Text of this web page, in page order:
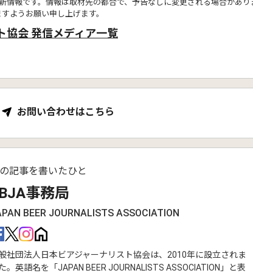
情報です。情報は取材先の都合で、予告なしに変更される場合があり
ようお願い申し上げます。
協会 発信メディア一覧
お問い合わせはこちら
記事を書いたひと
事務局
BEER JOURNALISTS ASSOCIATION
社団法人日本ビアジャーナリスト協会は、2010年に設立されま
。英語名を「JAPAN BEER JOURNALISTS ASSOCIATION」と表